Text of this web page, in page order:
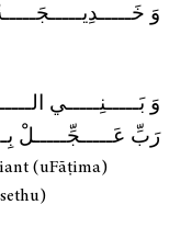
وَ
وَ بَـــــنِـــــي
رَبِّ عَـــــجِّـــــلْ
(uFāṭima)